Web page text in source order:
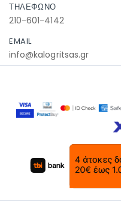
ΤΗΛΕΦΩΝΟ
210-601-4142
EMAIL
info@kalogritsas.gr